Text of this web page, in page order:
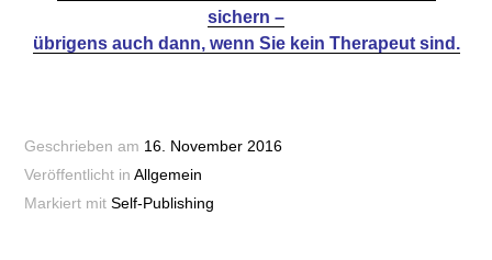
sichern –
übrigens auch dann, wenn Sie kein Therapeut sind.
Geschrieben am 16. November 2016
Veröffentlicht inAllgemein
Markiert mitSelf-Publishing